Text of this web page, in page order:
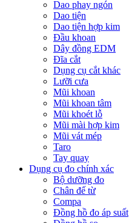
Dao phay ngón
Dao tiện
Dao tiện hợp kim
Đầu khoan
Dây đồng EDM
Đĩa cắt
Dụng cụ cắt khác
Lưỡi cưa
Mũi khoan
Mũi khoan tâm
Mũi khoét lỗ
Mũi mài hợp kim
Mũi vát mép
Taro
Tay quay
Dụng cụ đo chính xác
Bộ dưỡng đo
Chân đế từ
Compa
Đồng hồ đo áp suất